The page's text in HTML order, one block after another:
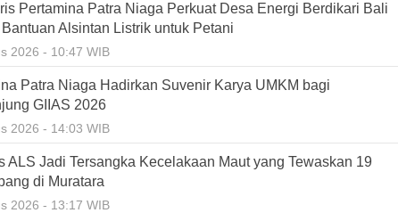
Pertamina Patra Niaga Perkuat Desa Energi Berdikari Bali
Alsintan Listrik untuk Petani
2026 - 10:47 WIB
Patra Niaga Hadirkan Suvenir Karya UMKM bagi
GIIAS 2026
2026 - 14:03 WIB
ALS Jadi Tersangka Kecelakaan Maut yang Tewaskan 19
di Muratara
2026 - 13:17 WIB